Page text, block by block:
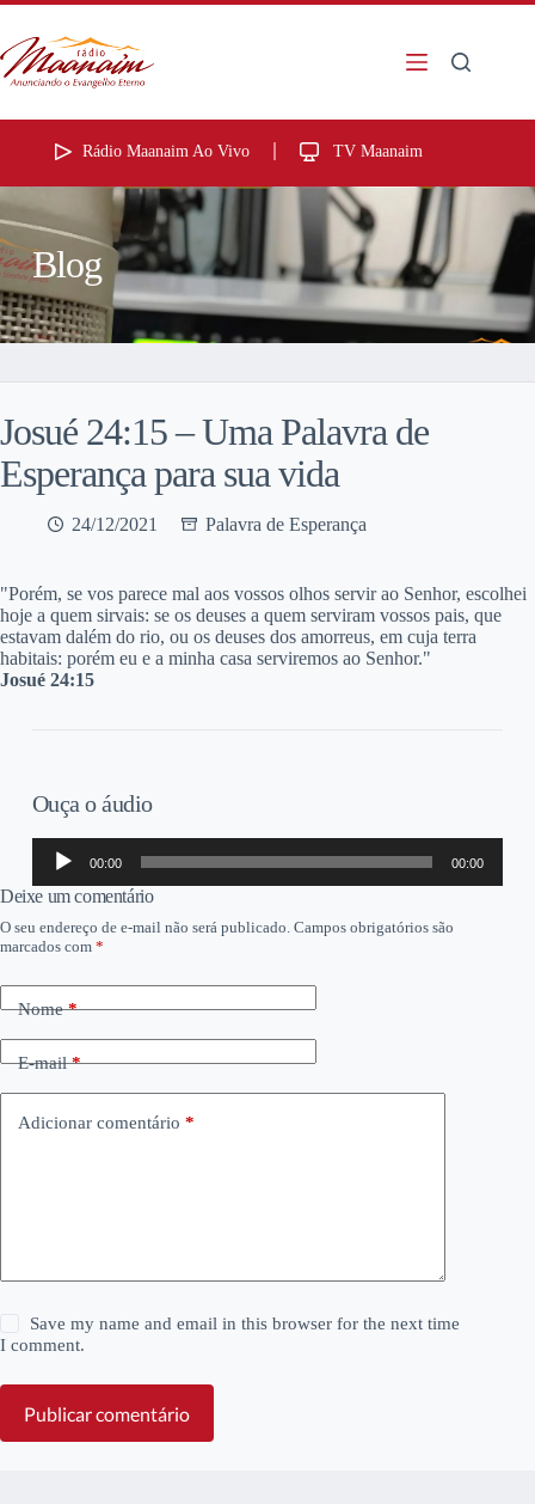
Rádio Maanaim Ao Vivo TV Maanaim
Blog
Josué 24:15 – Uma Palavra de
Esperança para sua vida
24/12/2021 Palavra de Esperança
"Porém, se vos parece mal aos vossos olhos servir ao Senhor, escolhei
hoje a quem sirvais: se os deuses a quem serviram vossos pais, que
estavam dalém do rio, ou os deuses dos amorreus, em cuja terra
habitais: porém eu e a minha casa serviremos ao Senhor."
Josué 24:15
Ouça o áudio
Tocador
áudio
00:00 00:00
Deixe um comentário
O seu endereço de e-mail não será publicado. Campos obrigatórios são
marcados com *
Nome*
E-mail*
Adicionar comentário *
Save my name and email in this browser for the next time
I comment.
Publicar comentário